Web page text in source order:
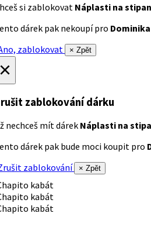
si zablokovat Náplasti na
dárek pak nekoupí pro
zablokovat
× Zpět
zablokování dárku
nechceš mít dárek Náplasti na
dárek pak bude moci koupit pro
zablokování
× Zpět